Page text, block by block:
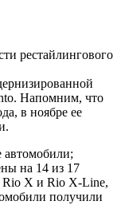
рестайлингового
Напомним, что
в ноябре ее
автомобили;
на 14 из 17
Rio X и Rio X-Line,
получили